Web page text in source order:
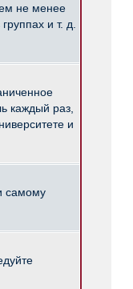
не менее
и т. д.
каждый раз,
и
самому